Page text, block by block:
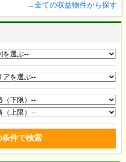
→全ての収益物件から探す